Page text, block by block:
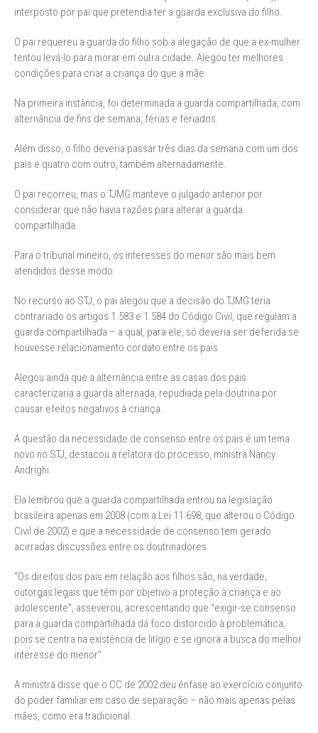
interposto por pai que pretendia ter a guarda exclusiva do filho.
O pai requereu a guarda do filho sob a alegação de que a ex-mulher
tentou levá-lo para morar em outra cidade. Alegou ter melhores
condições para criar a criança do que a mãe.
Na primeira instância, foi determinada a guarda compartilhada, com
alternância de fins de semana, férias e feriados.
Além disso, o filho deveria passar três dias da semana com um dos
pais e quatro com outro, também alternadamente.
O pai recorreu, mas o TJMG manteve o julgado anterior por
considerar que não havia razões para alterar a guarda
compartilhada.
Para o tribunal mineiro, os interesses do menor são mais bem
atendidos desse modo.
No recurso ao STJ, o pai alegou que a decisão do TJMG teria
contrariado os artigos 1.583 e 1.584 do Código Civil, que regulam a
guarda compartilhada – a qual, para ele, só deveria ser deferida se
houvesse relacionamento cordato entre os pais.
Alegou ainda que a alternância entre as casas dos pais
caracterizaria a guarda alternada, repudiada pela doutrina por
causar efeitos negativos à criança.
A questão da necessidade de consenso entre os pais é um tema
novo no STJ, destacou a relatora do processo, ministra Nancy
Andrighi.
Ela lembrou que a guarda compartilhada entrou na legislação
brasileira apenas em 2008 (com a Lei 11.698, que alterou o Código
Civil de 2002) e que a necessidade de consenso tem gerado
acirradas discussões entre os doutrinadores.
“Os direitos dos pais em relação aos filhos são, na verdade,
outorgas legais que têm por objetivo a proteção à criança e ao
adolescente”, asseverou, acrescentando que “exigir-se consenso
para a guarda compartilhada dá foco distorcido à problemática,
pois se centra na existência de litígio e se ignora a busca do melhor
interesse do menor”.
A ministra disse que o CC de 2002 deu ênfase ao exercício conjunto
do poder familiar em caso de separação – não mais apenas pelas
mães, como era tradicional.